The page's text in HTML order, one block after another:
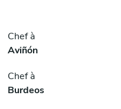
Chef à
Aviñón
Chef à
Burdeos